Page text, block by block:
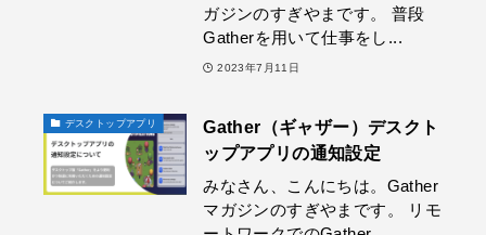
ガジンのすぎやまです。 普段
Gatherを用いて仕事をし...
2023年7月11日
デスクトップアプリ
Gather（ギャザー）デスクト
ップアプリの通知設定
みなさん、こんにちは。Gather
マガジンのすぎやまです。 リモ